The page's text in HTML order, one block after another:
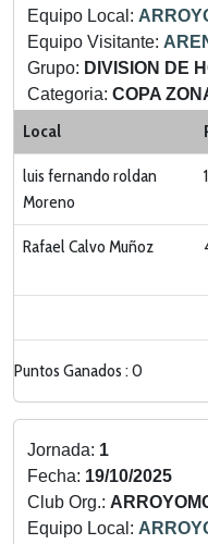
Equipo Local:
Equipo Visitante:
Grupo: DIVISION DE
Categoria: COPA
Local
luis fernando roldan
Moreno
1
Rafael Calvo Muñoz
Puntos Ganados : 0
Jornada: 1
Fecha: 19/10/2025
Club Org.:
Equipo Local: